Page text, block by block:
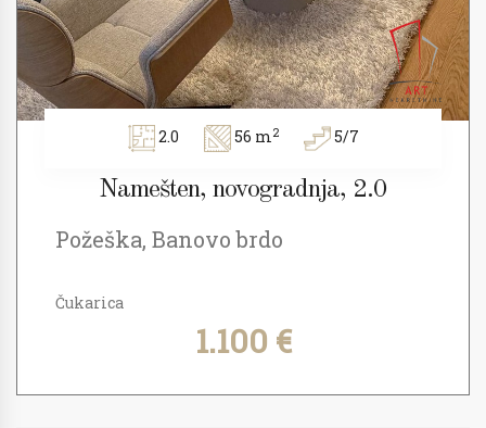
2.0 56 m2 5/7
Namešten, novogradnja, 2.0
Požeška, Banovo brdo
Čukarica
1.100 €